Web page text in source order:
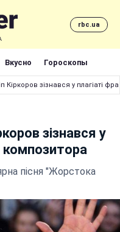
rbc.ua
Вкусно Гороскопы
Кіркоров зізнався у плагіаті
зізнався у
композитора
пісня "Жорстока